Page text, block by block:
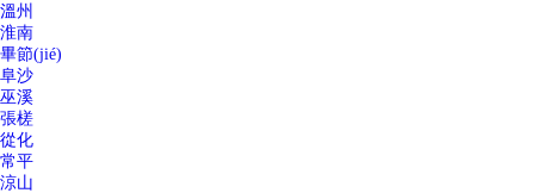
溫州
淮南
畢節(jié)
阜沙
巫溪
張槎
從化
常平
涼山